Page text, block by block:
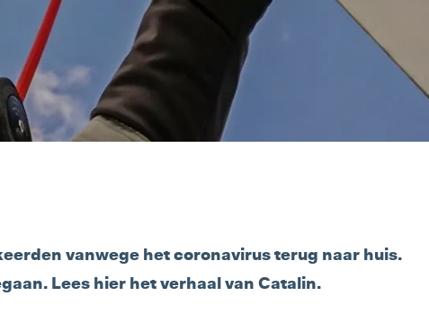
vanwege het coronavirus terug naar huis.
Lees hier het verhaal van Catalin.